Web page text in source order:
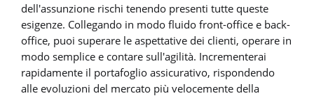
dell'assunzione rischi tenendo presenti tutte queste
esigenze. Collegando in modo fluido front-office e back-
office, puoi superare le aspettative dei clienti, operare in
modo semplice e contare sull'agilità. Incrementerai
rapidamente il portafoglio assicurativo, rispondendo
alle evoluzioni del mercato più velocemente della